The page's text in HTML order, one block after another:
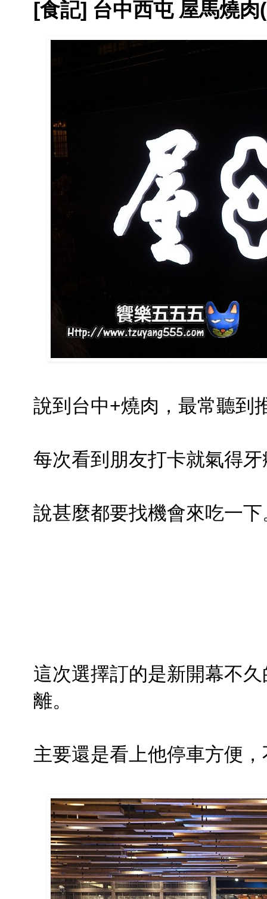
[食記] 台中西屯 屋馬燒肉
說到台中+燒肉，最常聽到
每次看到朋友打卡就氣得
說甚麼都要找機會來吃一下
這次選擇訂的是新開幕不
離。
主要還是看上他停車方便